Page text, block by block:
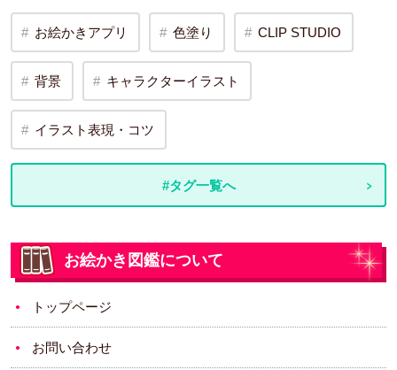
お絵かきアプリ 色塗り CLIP STUDIO
背景 キャラクターイラスト
イラスト表現・コツ
#タグ一覧へ
お絵かき図鑑について
トップページ
お問い合わせ